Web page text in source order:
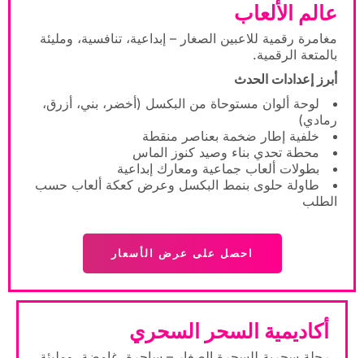
عالم الألعاب
مغامرة رقمية للاعبين الصغار – إبداعية، تنافسية، ومليئة
بالمتعة الرقمية.
أبرز إعدادات الحدث
لوحة ألوان مستوحاة من البكسل (أخضر، بني، أزرق،
رمادي)
خلفية إطار ضخمة بعناصر منقطة
محطة تحدي بناء وصيد كنوز الماس
بطولات ألعاب جماعية ومعارك إبداعية
طاولة حلوى بنمط البكسل وعرض كعكة ألعاب حسب
الطلب
احصل على عرض الأسعار
أكاديمية السحر السحري